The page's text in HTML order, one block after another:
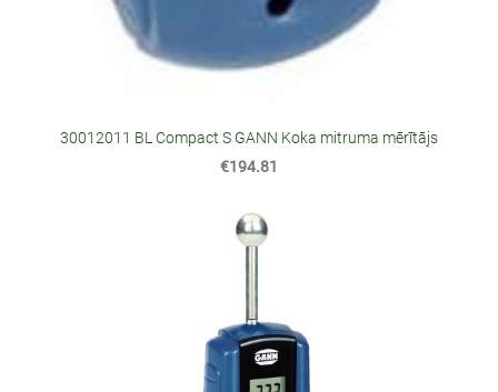
30012011 BL Compact S GANN Koka mitruma mērītājs
€194.81